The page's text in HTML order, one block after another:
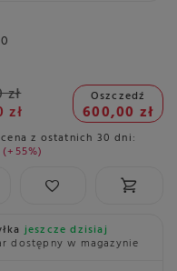
zł
zł
Oszczedź
600,00 zł
z ostatnich 30 dni:
+55%
jeszcze dzisiaj
dostępny w magazynie